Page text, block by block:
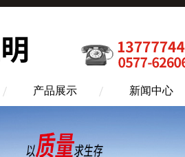
产品展示 新闻中心